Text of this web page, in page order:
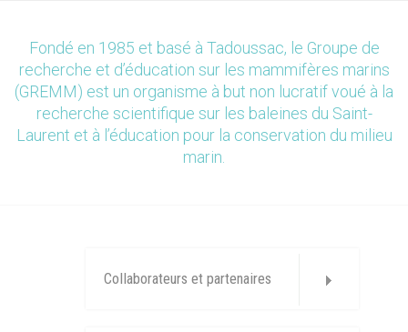
Fondé en 1985 et basé à Tadoussac, le Groupe de
recherche et d’éducation sur les mammifères marins
(GREMM) est un organisme à but non lucratif voué à la
recherche scientifique sur les baleines du Saint-
Laurent et à l’éducation pour la conservation du milieu
marin.
Collaborateurs et partenaires